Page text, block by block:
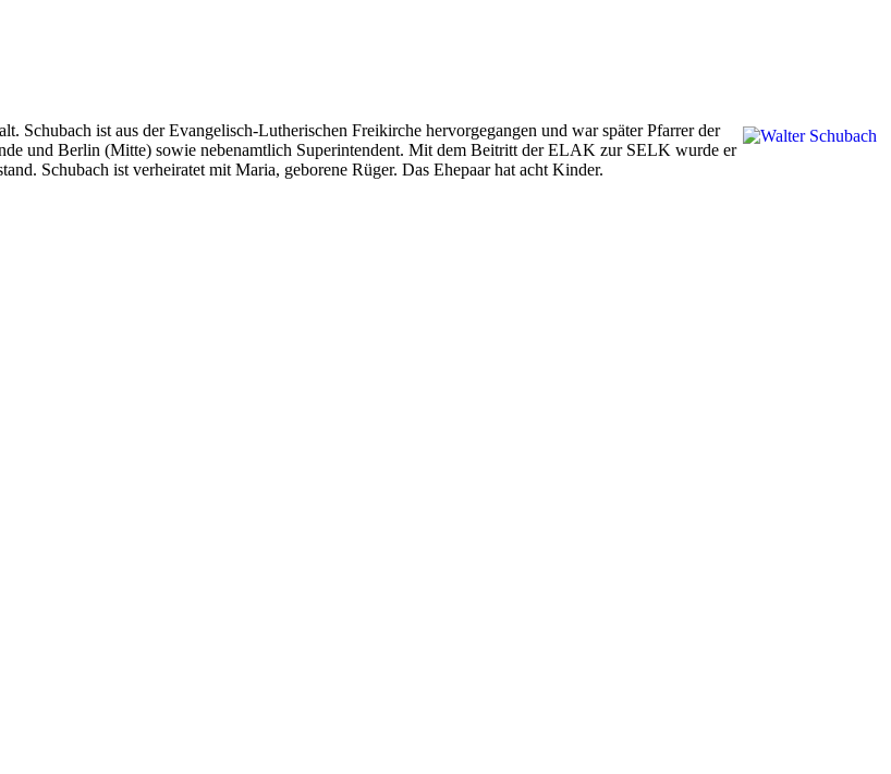
Schubach ist aus der Evangelisch-Lutherischen Freikirche hervorgegangen und war später Pfarrer der
und Berlin (Mitte) sowie nebenamtlich Superintendent. Mit dem Beitritt der ELAK zur SELK wurde er
Schubach ist verheiratet mit Maria, geborene Rüger. Das Ehepaar hat acht Kinder.